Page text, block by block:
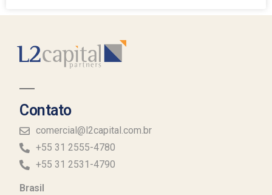
Contato
comercial@l2capital.com.br
+55 31 2555-4780
+55 31 2531-4790
Brasil